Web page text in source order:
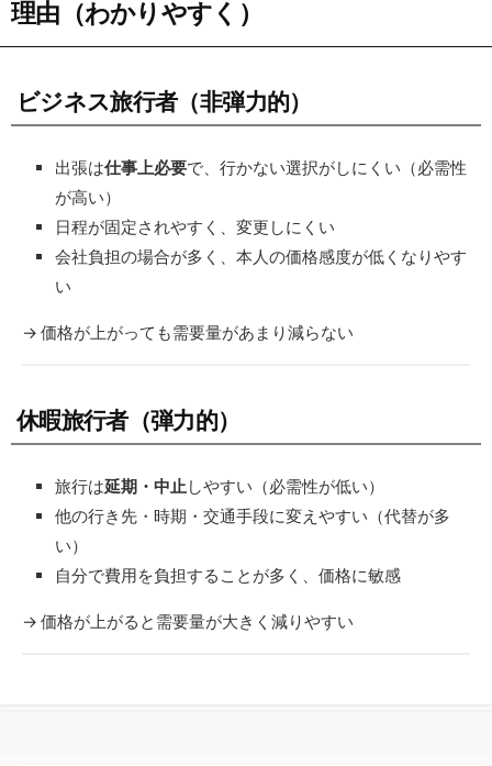
理由（わかりやすく）
ビジネス旅行者（非弾力的）
出張は仕事上必要で、行かない選択がしにくい（必需性
が高い）
日程が固定されやすく、変更しにくい
会社負担の場合が多く、本人の価格感度が低くなりやす
い
→ 価格が上がっても需要量があまり減らない
休暇旅行者（弾力的）
旅行は延期・中止しやすい（必需性が低い）
他の行き先・時期・交通手段に変えやすい（代替が多
い）
自分で費用を負担することが多く、価格に敏感
→ 価格が上がると需要量が大きく減りやすい